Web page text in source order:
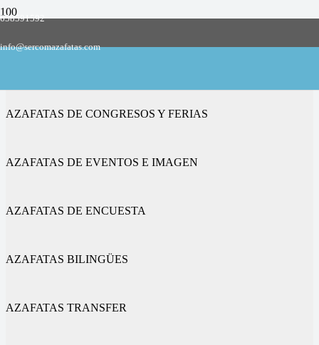
658591592
info@sercomazafatas.com
AZAFATAS DE CONGRESOS Y FERIAS
AZAFATAS DE EVENTOS E IMAGEN
AZAFATAS DE ENCUESTA
AZAFATAS BILINGÜES
AZAFATAS TRANSFER